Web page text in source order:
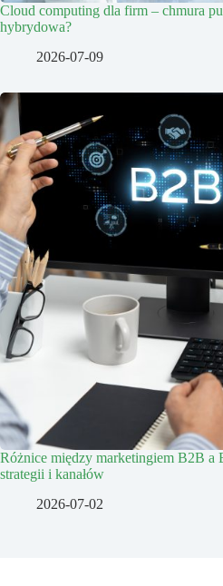
Cloud computing dla firm – chmura
hybrydowa?
2026-07-09
Różnice między marketingiem B2B a
strategii i kanałów
2026-07-02